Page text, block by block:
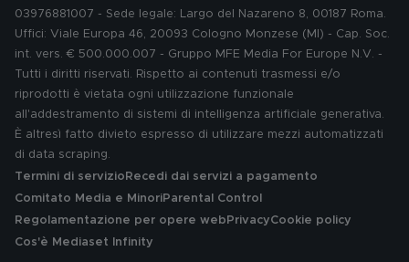
03976881007 - Sede legale: Largo del Nazareno 8, 00187 Roma.
Uffici: Viale Europa 46, 20093 Cologno Monzese (MI) - Cap. Soc.
int. vers. € 500.000.007 - Gruppo MFE Media For Europe N.V. -
Tutti i diritti riservati. Rispetto ai contenuti trasmessi e/o
riprodotti è vietata ogni utilizzazione funzionale
all'addestramento di sistemi di intelligenza artificiale generativa.
È altresì fatto divieto espresso di utilizzare mezzi automatizzati
di data scraping.
Termini di servizio Recedi dai servizi a pagamento
Comitato Media e MinoriParental Control
Regolamentazione per opere web PrivacyCookie policy
Cos'è Mediaset Infinity